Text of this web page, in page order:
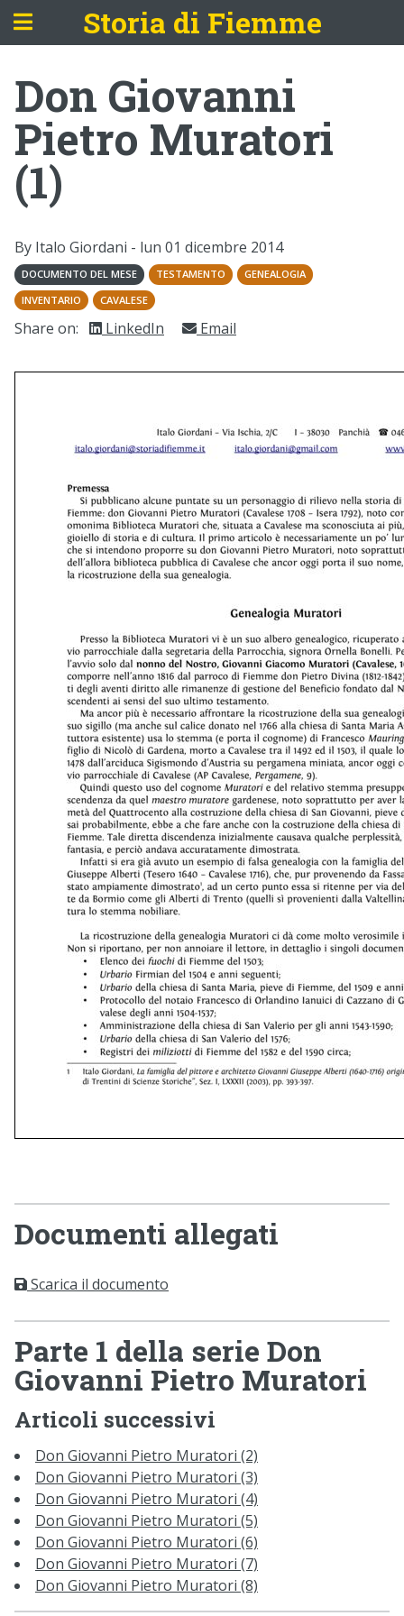
Storia di Fiemme
Don Giovanni
Pietro Muratori
(1)
By Italo Giordani - lun 01 dicembre 2014
DOCUMENTO DEL MESE TESTAMENTO
GENEALOGIA
INVENTARIO
CAVALESE
Share on: LinkedIn Email
Documenti allegati
Scarica il documento
Parte 1 della serie Don
Giovanni Pietro Muratori
Articoli successivi
Don Giovanni Pietro Muratori (2)
Don Giovanni Pietro Muratori (3)
Don Giovanni Pietro Muratori (4)
Don Giovanni Pietro Muratori (5)
Don Giovanni Pietro Muratori (6)
Don Giovanni Pietro Muratori (7)
Don Giovanni Pietro Muratori (8)